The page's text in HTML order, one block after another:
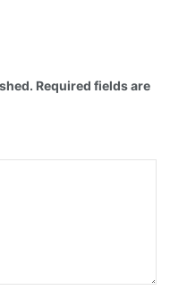
Required fields are